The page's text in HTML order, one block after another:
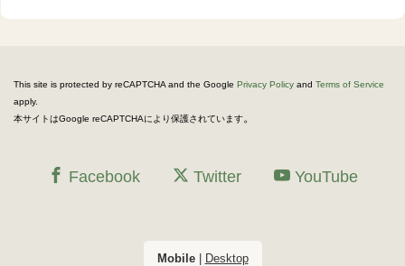
This site is protected by reCAPTCHA and the Google Privacy Policy and Terms of Service
apply.
本サイトはGoogle reCAPTCHAにより保護されています。
Facebook Twitter YouTube
Mobile| Desktop